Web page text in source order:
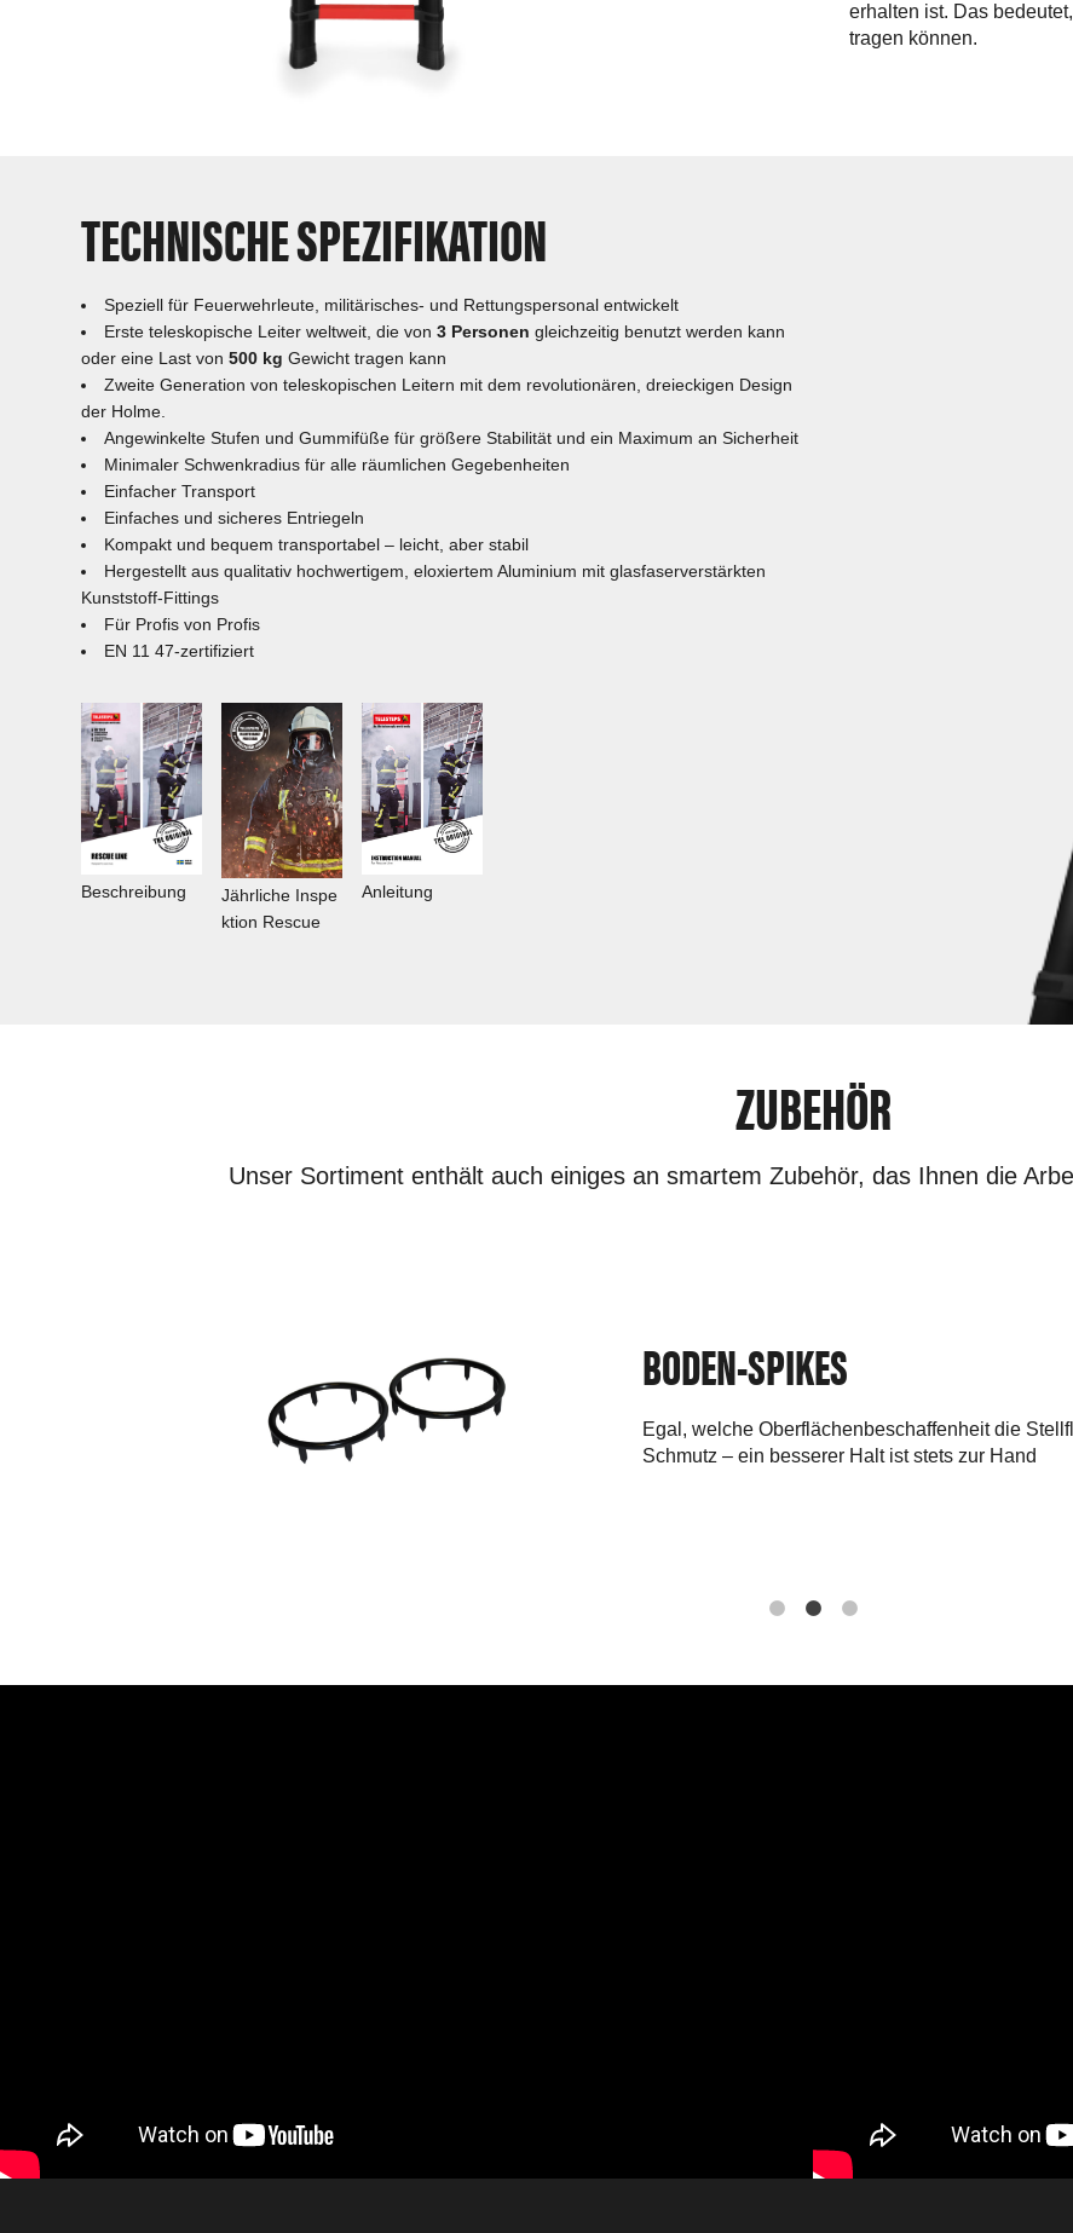
erhalten ist. Das
tragen können.
TECHNISCHE SPEZIFIKATION
Speziell für Feuerwehrleute, militärisches- und Rettungspersonal entwickelt
Erste teleskopische Leiter weltweit, die von3 Personengleichzeitig benutzt werden kann
oder eine Last von500 kgGewicht tragen kann
Zweite Generation von teleskopischen Leitern mit dem revolutionären, dreieckigen Design
der Holme.
Angewinkelte Stufen und Gummifüße für größere Stabilität und ein Maximum an Sicherheit
Minimaler Schwenkradius für alle räumlichen Gegebenheiten
Einfacher Transport
Einfaches und sicheres Entriegeln
Kompakt und bequem transportabel – leicht, aber stabil
Hergestellt aus qualitativ hochwertigem, eloxiertem Aluminium mit glasfaserverstärkten
Kunststoff-Fittings
Für Profis von Profis
EN 11 47-zertifiziert
Beschreibung
Jährliche Inspe
ktion Rescue
Anleitung
ZUBEHÖR
Unser Sortiment enthält auch einiges an smartem Zubehör, das Ihnen die
BODEN-SPIKES
Egal, welche Oberflächenbeschaffenheit die
Schmutz – ein besserer Halt ist stets zur Hand